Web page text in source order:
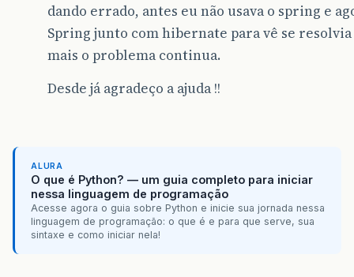
dando errado, antes eu não usava o spring e
Spring junto com hibernate para vê se
mais o problema continua.
Desde já agradeço a ajuda !!
ALURA
O que é Python? — um guia completo para iniciar
nessa linguagem de programação
Acesse agora o guia sobre Python e inicie sua jornada nessa
linguagem de programação: o que é e para que serve, sua
sintaxe e como iniciar nela!